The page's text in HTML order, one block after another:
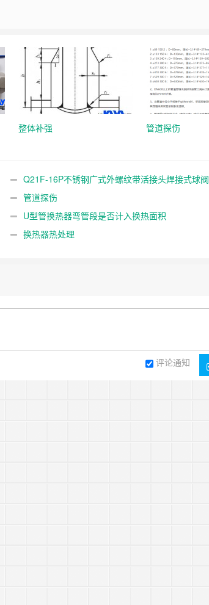
整体补强 管道探伤
Q21F-16P不锈钢广式外螺纹带活接头焊接式球阀
管道探伤
U型管换热器弯管段是否计入换热面积
换热器热处理
评论通知